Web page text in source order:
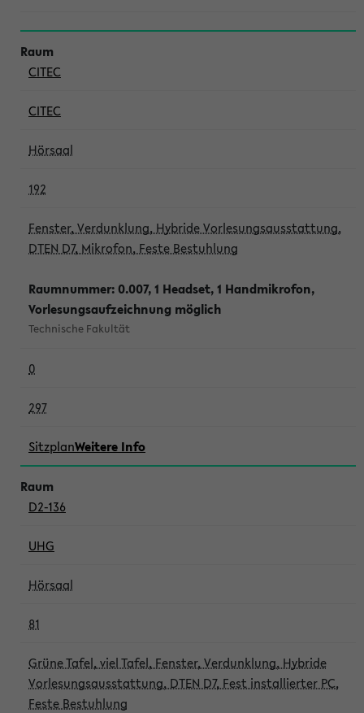
CITEC
CITEC
Hörsaal
192
Fenster, Verdunklung, Hybride Vorlesungsausstattung,
DTEN D7, Mikrofon, Feste Bestuhlung
Raumnummer: 0.007, 1 Headset, 1 Handmikrofon,
Vorlesungsaufzeichnung möglich
Technische Fakultät
0
297
SitzplanWeitere Info
D2-136
UHG
Hörsaal
81
Grüne Tafel, viel Tafel, Fenster, Verdunklung, Hybride
Vorlesungsausstattung, DTEN D7, Fest installierter PC,
Feste Bestuhlung